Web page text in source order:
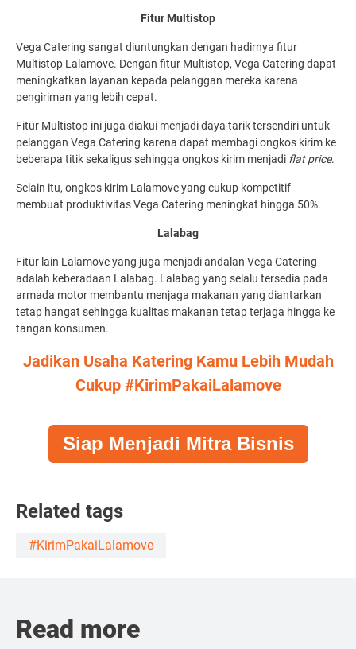
Fitur Multistop
Vega Catering sangat diuntungkan dengan hadirnya fitur
Multistop Lalamove. Dengan fitur Multistop, Vega Catering dapat
meningkatkan layanan kepada pelanggan mereka karena
pengiriman yang lebih cepat.
Fitur Multistop ini juga diakui menjadi daya tarik tersendiri untuk
pelanggan Vega Catering karena dapat membagi ongkos kirim ke
beberapa titik sekaligus sehingga ongkos kirim menjadi flat price.
Selain itu, ongkos kirim Lalamove yang cukup kompetitif
membuat produktivitas Vega Catering meningkat hingga 50%.
Lalabag
Fitur lain Lalamove yang juga menjadi andalan Vega Catering
adalah keberadaan Lalabag. Lalabag yang selalu tersedia pada
armada motor membantu menjaga makanan yang diantarkan
tetap hangat sehingga kualitas makanan tetap terjaga hingga ke
tangan konsumen.
Jadikan Usaha Katering Kamu Lebih Mudah
Cukup #KirimPakaiLalamove
Siap Menjadi Mitra Bisnis
Related tags
#KirimPakaiLalamove
Read more